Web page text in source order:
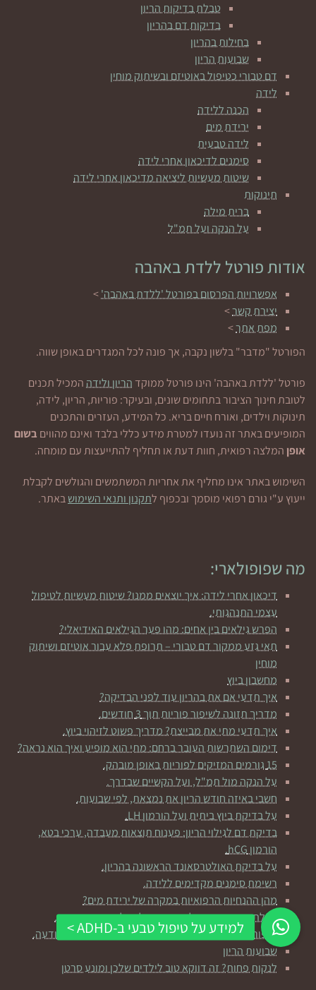
טבלת בדיקות הריון
בדיקות דם בהריון
בחילות בהריון
שבועות הריון
דם טבורי כטיפול באוטיזם ובשיתוק מוחין
לידה
הכנה ללידה
ירידת מים
לידה טבעית
סימנים לדיכאון אחרי לידה
שיטות מעשיות ליציאה מדיכאון אחרי לידה
תינוקות
ברית מילה
על הנקה ועל תמ"ל
אודות פורטל ללדת באהבה
אפשרויות הפרסום בפורטל 'ללדת באהבה'>
יצירת קשר>
מפת אתר>
הפורטל "מדבר" בלשון נקבה, אך פונה לכל המגדרים באופן שווה.
פורטל 'ללדת באהבה' הינו פורטל ממוקד הריון ולידההמכיל תכנים
לטובת חינוך הציבור בתחומים שונים, ובעיקר: פוריות, הריון, לידה,
תינוקות וילדים, ואורח חיים בריא. כל המידע, העזרים והתכנים
המופיעים באתר זה נועדו למטרת מידע כללי בלבד ואינם מהוויםבשום
אופן המלצה רפואית, חוות דעת או תחליף להתייעצות עם מומחה.
השימוש באתר אינו מחליף את אחריות המשתמשים והגולשים לקבלת
ייעוץ ע"י גורם רפואי מוסמך ובכפוף לתקנון ותנאי השימושבאתר.
מה שפופולארי:
דיכאון אחרי לידה: איך יוצאים ממנו? שיטות מעשיות לטיפול
עצמי התנהגותי.
הפרש גילאים בין אחים: מהו פער הגילאים האידיאלי?
תאי גזע ממקור דם טבורי – תרופת פלא עבור אוטיזם ושיתוק
מוחין
מחשבון ביוץ
איך תדעי אם את בהריון עוד לפני הבדיקה?
מדריך תזונה לשיפור פוריות תוך 3 חודשים.
איך תדעי מתי את מבייצת? מדריך פשוט לזיהוי ביוץ.
דימום השתרשות העובר ברחם: מתי הוא מופיע ואיך הוא נראה?
15 גורמים המזיקים לפוריות באופן מובהק.
על הנקה מול תמ"ל, ועל הקשיים שבדרך.
חשבי באיזה חודש הריון את נמצאת, לפי שבועות.
על בדיקת ביוץ ביתית ועל הורמון LH.
בדיקת דם לגילוי הריון: פענוח תוצאות מעבדה, ערכי בטא,
הורמון hCG.
על בדיקת האולטרסאונד הראשונה בהריון.
רשימת סימנים מקדימים ללידה.
מהן ההנחיות הרפואיות במקרה של ירידת מים?
טבלת בדיקות הריון לביצוע במהלך כל שבועות ההריון.
שיפור פוריות באמצעות חשיבה חיובית ושליטה על התודעה.
שבועות הריון
לנקות פחות? זה דווקא טוב לילדים שלכן ומונע סרטן